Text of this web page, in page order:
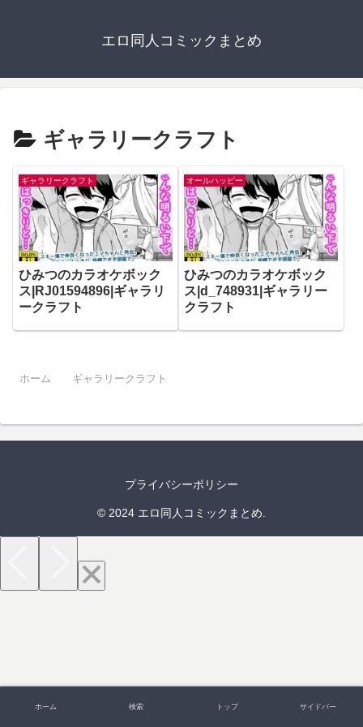
エロ同人コミックまとめ
ギャラリークラフト
ギャラリークラフト
ひみつのカラオケボック
ス|RJ01594896|ギャラリ
ークラフト
オールハッピー
ひみつのカラオケボック
ス|d_748931|ギャラリー
クラフト
ホーム ギャラリークラフト
プライバシーポリシー
© 2024 エロ同人コミックまとめ.
ホーム 検索 トップ サイドバー